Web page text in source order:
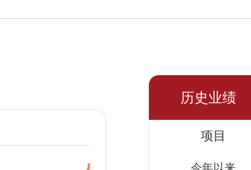
历史业绩
项目
今年以来
净值